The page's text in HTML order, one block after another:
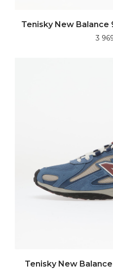
Tenisky New Balance
3
Tenisky New